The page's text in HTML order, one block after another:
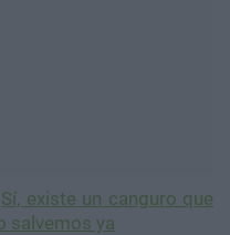
Sí, existe un canguro que
salvemos ya